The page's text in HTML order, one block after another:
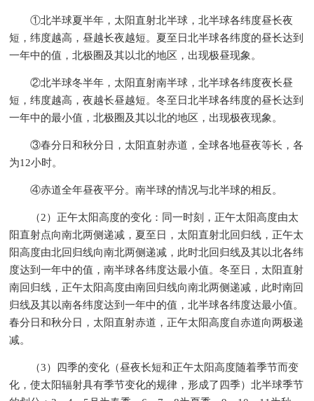
①北半球夏半年，太阳直射北半球，北半球各纬度昼长夜
短，纬度越高，昼越长夜越短。夏至日北半球各纬度的昼长达到
一年中的值，北极圈及其以北的地区，出现极昼现象。
②北半球冬半年，太阳直射南半球，北半球各纬度夜长昼
短，纬度越高，夜越长昼越短。冬至日北半球各纬度的昼长达到
一年中的最小值，北极圈及其以北的地区，出现极夜现象。
③春分日和秋分日，太阳直射赤道，全球各地昼夜等长，各
为12小时。
④赤道全年昼夜平分。南半球的情况与北半球的相反。
（2）正午太阳高度的变化：同一时刻，正午太阳高度由太
阳直射点向南北两侧递减，夏至日，太阳直射北回归线，正午太
阳高度由北回归线向南北两侧递减，此时北回归线及其以北各纬
度达到一年中的值，南半球各纬度达最小值。冬至日，太阳直射
南回归线，正午太阳高度由南回归线向南北两侧递减，此时南回
归线及其以南各纬度达到一年中的值，北半球各纬度达最小值。
春分日和秋分日，太阳直射赤道，正午太阳高度自赤道向两极递
减。
（3）四季的变化（昼夜长短和正午太阳高度随着季节而变
化，使太阳辐射具有季节变化的规律，形成了四季）北半球季节